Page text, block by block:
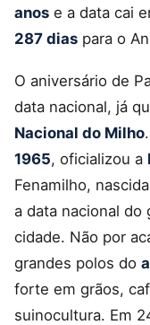
anos e a data cai
287 dias para o
O aniversário de
data nacional, já
Nacional do Milho
1965, oficializou a
Fenamilho,
a data nacional do
cidade. Não por
grandes polos do
forte em grãos,
suinocultura. Em